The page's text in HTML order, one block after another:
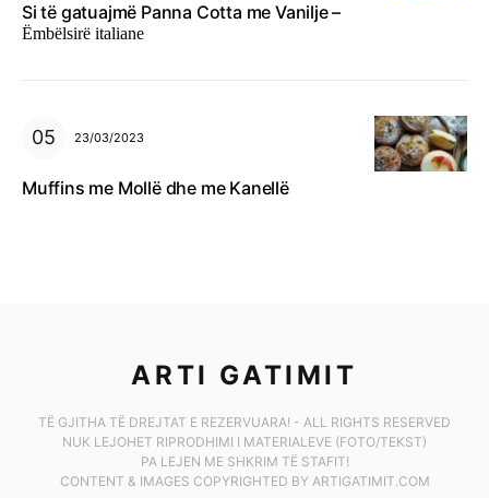
Si të gatuajmë Panna Cotta me Vanilje –
Ëmbëlsirë italiane
23/03/2023
Muffins me Mollë dhe me Kanellë
ARTI GATIMIT
TË GJITHA TË DREJTAT E REZERVUARA! - ALL RIGHTS RESERVED
NUK LEJOHET RIPRODHIMI I MATERIALEVE (FOTO/TEKST)
PA LEJEN ME SHKRIM TË STAFIT!
CONTENT & IMAGES COPYRIGHTED BY ARTIGATIMIT.COM